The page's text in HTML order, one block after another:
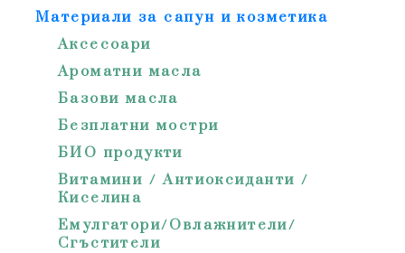
Материали за сапун и козметика
Аксесоари
Ароматни масла
Базови масла
Безплатни мостри
БИО продукти
Витамини / Антиоксиданти /
Киселина
Емулгатори/Овлажнители/
Сгъстители